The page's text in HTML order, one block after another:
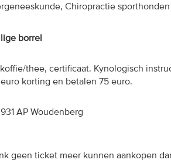
Chiropractie sporthonden
borrel
thee, certificaat. Kynologisch
korting en betalen 75 euro.
AP Woudenberg
geen ticket meer kunnen aankopen